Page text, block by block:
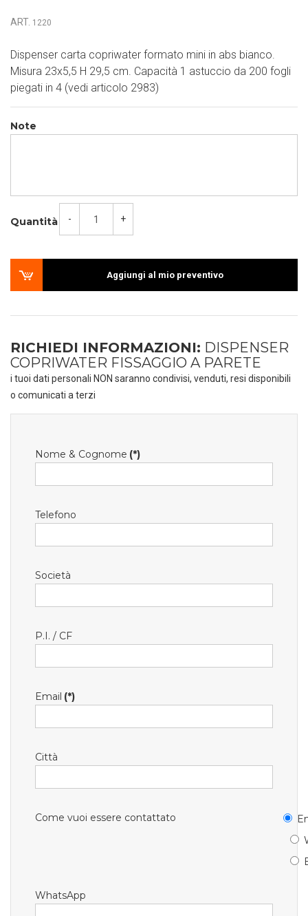
ART. 1220
Dispenser carta copriwater formato mini in abs bianco.
Misura 23x5,5 H 29,5 cm. Capacità 1 astuccio da 200 fogli
piegati in 4 (vedi articolo 2983)
Note
Quantità - +
Aggiungi al mio preventivo
RICHIEDI INFORMAZIONI: DISPENSER
COPRIWATER FISSAGGIO A PARETE
i tuoi dati personali NON saranno condivisi, venduti, resi disponibili
o comunicati a terzi
Nome & Cognome (*)
Telefono
Società
P.I. / CF
Email (*)
Città
Come vuoi essere contattato
WhatsApp